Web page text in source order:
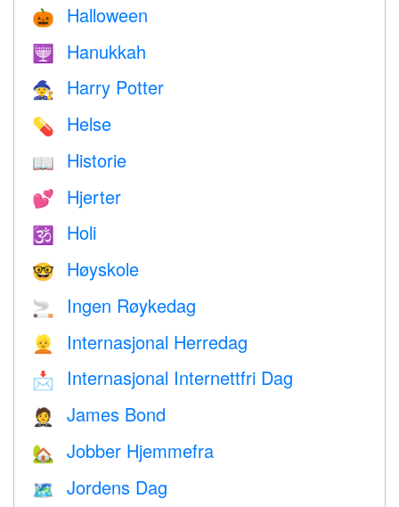
🎃 Halloween
🕎 Hanukkah
🧙 Harry Potter
💊 Helse
📖 Historie
💕 Hjerter
🕉 Holi
🤓 Høyskole
🚬 Ingen Røykedag
👱 Internasjonal Herredag
📩 Internasjonal Internettfri Dag
🤵 James Bond
🏡 Jobber Hjemmefra
🗺️ Jordens Dag